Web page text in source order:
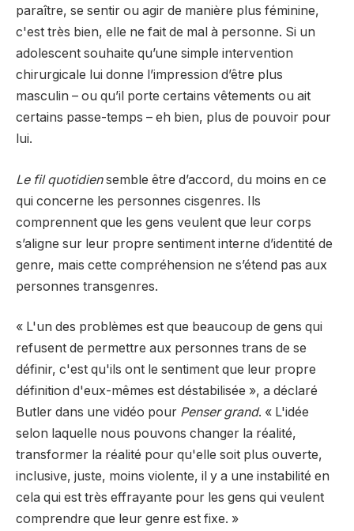
paraître, se sentir ou agir de manière plus féminine,
c'est très bien, elle ne fait de mal à personne. Si un
adolescent souhaite qu’une simple intervention
chirurgicale lui donne l’impression d’être plus
masculin – ou qu’il porte certains vêtements ou ait
certains passe-temps – eh bien, plus de pouvoir pour
lui.
Le fil quotidiensemble être d’accord, du moins en ce
qui concerne les personnes cisgenres. Ils
comprennent que les gens veulent que leur corps
s’aligne sur leur propre sentiment interne d’identité de
genre, mais cette compréhension ne s’étend pas aux
personnes transgenres.
« L'un des problèmes est que beaucoup de gens qui
refusent de permettre aux personnes trans de se
définir, c'est qu'ils ont le sentiment que leur propre
définition d'eux-mêmes est déstabilisée », a déclaré
Butler dans une vidéo pour Penser grand. « L'idée
selon laquelle nous pouvons changer la réalité,
transformer la réalité pour qu'elle soit plus ouverte,
inclusive, juste, moins violente, il y a une instabilité en
cela qui est très effrayante pour les gens qui veulent
comprendre que leur genre est fixe. »